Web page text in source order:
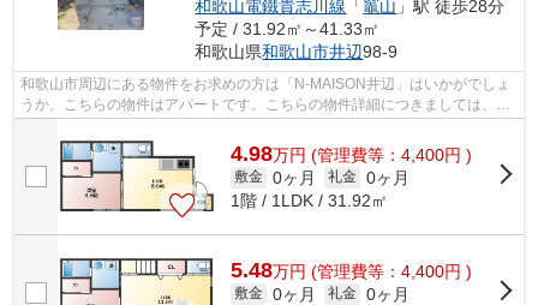
和歌山電鐵貴志川線 「 竈山 」駅 徒歩28分
予定 / 31.92㎡～41.33㎡
和歌山県和歌山市井辺98-9
和歌山市周辺にある物件をお求めの方は「N-MAISON井辺」はいかがでしょ
うか。こちらの物件はアパートです。こちらの物件詳細につきましては、お
4.98万円 (管理費等：4,400円 )
敷金 0ヶ月 礼金 0ヶ月
1階 / 1LDK / 31.92㎡
5.48万円 (管理費等：4,400円 )
敷金 0ヶ月 礼金 0ヶ月